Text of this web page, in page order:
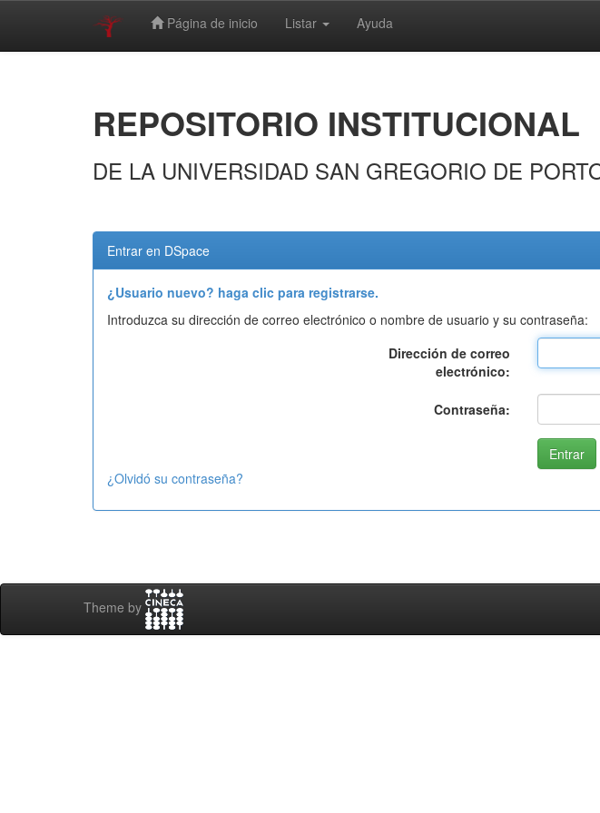
Página de inicio Listar Ayuda
REPOSITORIO INSTITUCIONAL
DE LA UNIVERSIDAD SAN GREGORIO DE
Entrar en DSpace
¿Usuario nuevo? haga clic para registrarse.
Introduzca su dirección de correo electrónico o nombre de usuario y su contraseña:
Dirección de correo
electrónico:
Contraseña:
¿Olvidó su contraseña?
Theme by